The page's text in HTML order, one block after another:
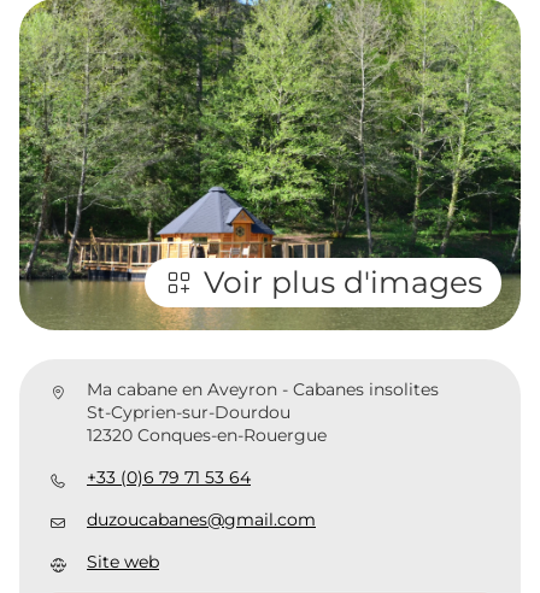
Voir plus d'images
Ma cabane en Aveyron - Cabanes insolites
St-Cyprien-sur-Dourdou
12320 Conques-en-Rouergue
+33 (0)6 79 71 53 64
duzoucabanes@gmail.com
Site web